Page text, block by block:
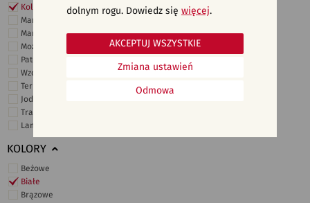
Kolor
Marmur
Marokańskie
Mozaika
Patchwork
Wzory i motywy
Terrazzo
Jodełka
Trawertyn
Lamele
KOLORY
Beżowe
Białe
Brązowe
dolnym rogu. Dowiedz się więcej.
Odmowa
Zmiana ustawień
AKCEPTUJ WSZYSTKIE